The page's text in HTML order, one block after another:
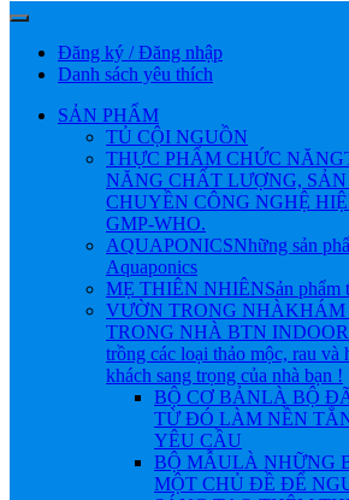
Đăng ký / Đăng nhập
Danh sách yêu thích
SẢN PHẨM
TỦ CỘI NGUỒN
THỰC PHẨM CHỨC NĂNG
NĂNG CHẤT LƯỢNG,
CHUYỀN CÔNG NGHỆ
GMP-WHO.
AQUAPONICSNhững sản
Aquaponics
MẸ THIÊN NHIÊNSản
VƯỜN TRONG NHÀKHÁM
TRONG NHÀ BTN INDOOR
trồng các loại thảo mộc, rau và
khách sang trọng của nhà bạn !
BỘ CƠ BẢNLÀ BỘ
TỪ ĐÓ LÀM NỀN
YÊU CẦU
BỘ MẪULÀ NHỮNG
MỘT CHỦ ĐỀ ĐỂ